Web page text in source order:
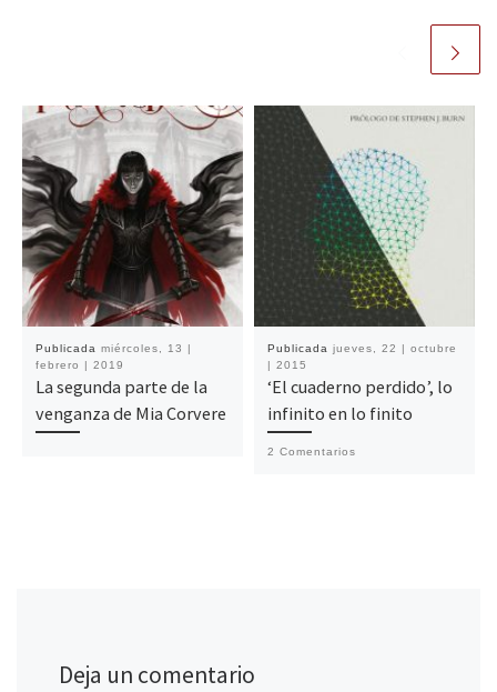
Publicada miércoles, 13 |
febrero | 2019
La segunda parte de la
venganza de Mia Corvere
Publicada jueves, 22 | octubre
| 2015
‘El cuaderno perdido’, lo
infinito en lo finito
2 Comentarios
Deja un comentario